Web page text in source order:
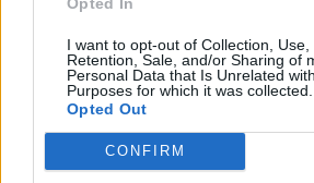
I want to opt-out of Collection, Use,
Retention, Sale, and/or Sharing of
Personal Data that Is Unrelated
Purposes for which it was collected.
Opted Out
CONFIRM
βουνό και η αναζήτηση της
24.02.26
Στο υβριδικό φιλμ "Το Οτιδήποτε", ο
μετατρέπει μια αυτοσχεδιαστική
πάνω στη δημιουργία, τη φύση και την